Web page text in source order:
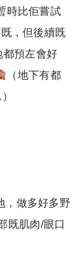
時比佢嘗試
，但後續既
都預左會好
（地下有都
，做多好多野
既肌肉/眼口